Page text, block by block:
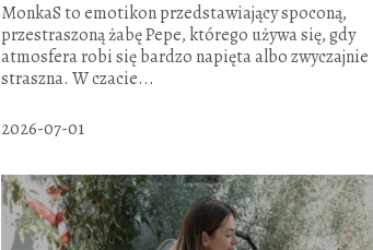
MonkaS to emotikon przedstawiający spoconą,
przestraszoną żabę Pepe, którego używa się, gdy
atmosfera robi się bardzo napięta albo zwyczajnie
straszna. W czacie...
2026-07-01